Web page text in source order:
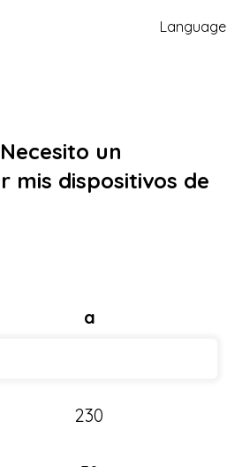
Language
un
mis dispositivos de
a
230